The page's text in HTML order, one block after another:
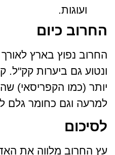
ועוגות.
החרוב כיום
החרוב נפוץ בארץ
ונטוע גם ביערות קק"ל.
יותר (כמו הקפריסאי)
למרעה וגם כחומר גלם
לסיכום
עץ החרוב מלווה את